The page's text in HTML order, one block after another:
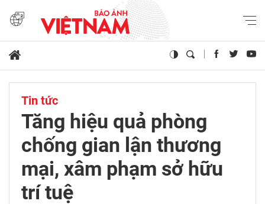
Tin tức
Tăng hiệu quả phòng
chống gian lận thương
mại, xâm phạm sở hữu
trí tuệ